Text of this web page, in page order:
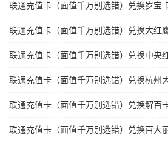
联通充值卡（面值千万别选错）兑换岁宝
联通充值卡（面值千万别选错）兑换大红
联通充值卡（面值千万别选错）兑换中央
联通充值卡（面值千万别选错）兑换杭州
联通充值卡（面值千万别选错）兑换解百
联通充值卡（面值千万别选错）兑换百大